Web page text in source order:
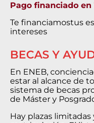
Pago financiado en
Te financiamostus
intereses
BECAS Y
En ENEB,
estar al alcance de
sistema de becas
de Máster y
Hay plazas